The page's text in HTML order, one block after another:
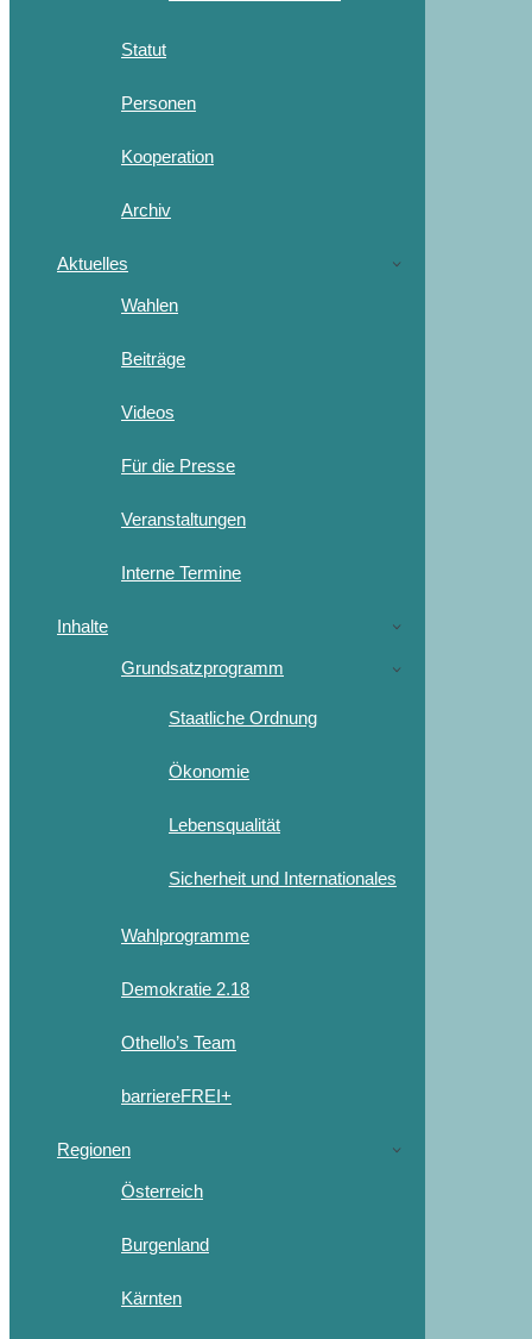
Statut
Personen
Kooperation
Archiv
Aktuelles
Wahlen
Beiträge
Videos
Für die Presse
Veranstaltungen
Interne Termine
Inhalte
Grundsatzprogramm
Staatliche Ordnung
Ökonomie
Lebensqualität
Sicherheit und Internationales
Wahlprogramme
Demokratie 2.18
Othello’s Team
barriereFREI+
Regionen
Österreich
Burgenland
Kärnten